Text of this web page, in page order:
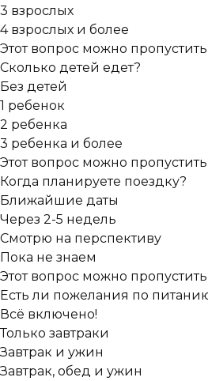
3 взрослых
4 взрослых и более
Этот вопрос можно пропустить
Сколько детей едет?
Без детей
1 ребенок
2 ребенка
3 ребенка и более
Этот вопрос можно пропустить
Когда планируете поездку?
Ближайшие даты
Через 2-5 недель
Смотрю на перспективу
Пока не знаем
Этот вопрос можно пропустить
Есть ли пожелания по
Всё включено!
Только завтраки
Завтрак и ужин
Завтрак, обед и ужин